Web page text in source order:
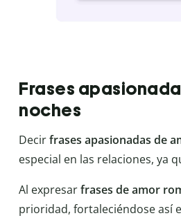
Frases
noches
Decirfrases apasionadas de
especial en las relaciones, ya
Al expresarfrases de amor
prioridad, fortaleciéndose así